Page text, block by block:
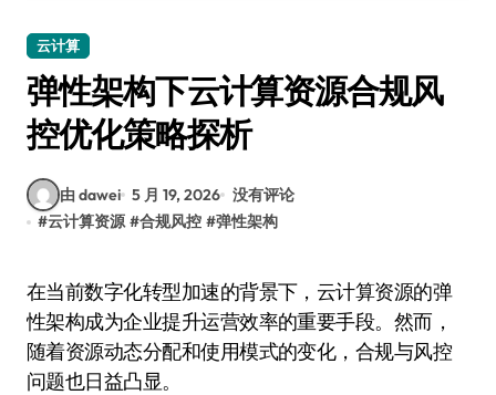
云计算
弹性架构下云计算资源合规风
控优化策略探析
由 dawei 5 月 19, 2026 没有评论
#云计算资源 #合规风控 #弹性架构
在当前数字化转型加速的背景下，云计算资源的弹
性架构成为企业提升运营效率的重要手段。然而，
随着资源动态分配和使用模式的变化，合规与风控
问题也日益凸显。